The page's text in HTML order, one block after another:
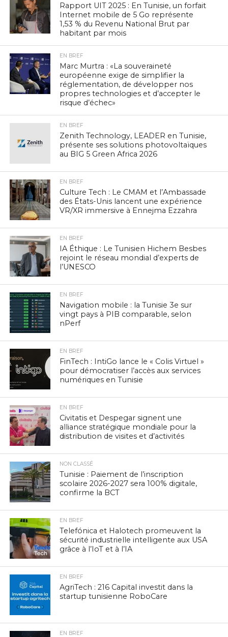
Rapport UIT 2025 : En Tunisie, un forfait
Internet mobile de 5 Go représente
1,53 % du Revenu National Brut par
habitant par mois
EN BREF
Marc Murtra : «La souveraineté
européenne exige de simplifier la
réglementation, de développer nos
propres technologies et d’accepter le
risque d’échec»
EN BREF
Zenith Technology, LEADER en Tunisie,
présente ses solutions photovoltaïques
au BIG 5 Green Africa 2026
EN BREF
Culture Tech : Le CMAM et l’Ambassade
des États-Unis lancent une expérience
VR/XR immersive à Ennejma Ezzahra
EN BREF
IA Éthique : Le Tunisien Hichem Besbes
rejoint le réseau mondial d’experts de
l’UNESCO
EN BREF
Navigation mobile : la Tunisie 3e sur
vingt pays à PIB comparable, selon
nPerf
EN BREF
FinTech : IntiGo lance le « Colis Virtuel »
pour démocratiser l’accès aux services
numériques en Tunisie
EN BREF
Civitatis et Despegar signent une
alliance stratégique mondiale pour la
distribution de visites et d’activités
NON CLASSÉ
Tunisie : Paiement de l’inscription
scolaire 2026-2027 sera 100% digitale,
confirme la BCT
EN BREF
Telefónica et Halotech promeuvent la
sécurité industrielle intelligente aux USA
grâce à l’IoT et à l’IA
EN BREF
AgriTech : 216 Capital investit dans la
startup tunisienne RoboCare
EN BREF